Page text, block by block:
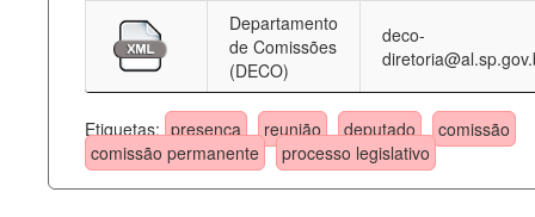
Departamento
de Comissões
(DECO)
deco-
Etiquetas: presença reunião deputado
comissão
comissão permanente
processo legislativo